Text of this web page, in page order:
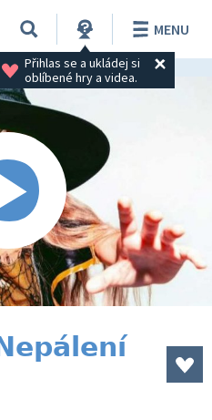
Přihlas se a ukládej si
oblíbené hry a videa.
MENU